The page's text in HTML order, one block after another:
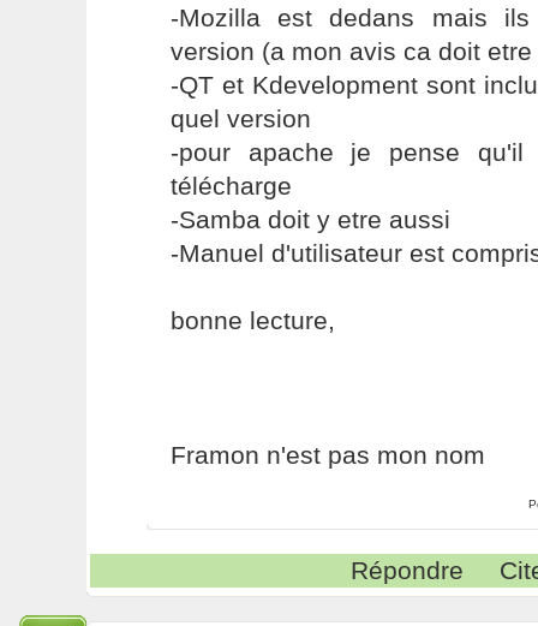
-Mozilla est dedans mais
version (a mon avis ca doit etre
-QT et Kdevelopment sont
quel version
-pour apache je pense
télécharge
-Samba doit y etre aussi
-Manuel d'utilisateur est
bonne lecture,
Framon n'est pas mon nom
Répondre